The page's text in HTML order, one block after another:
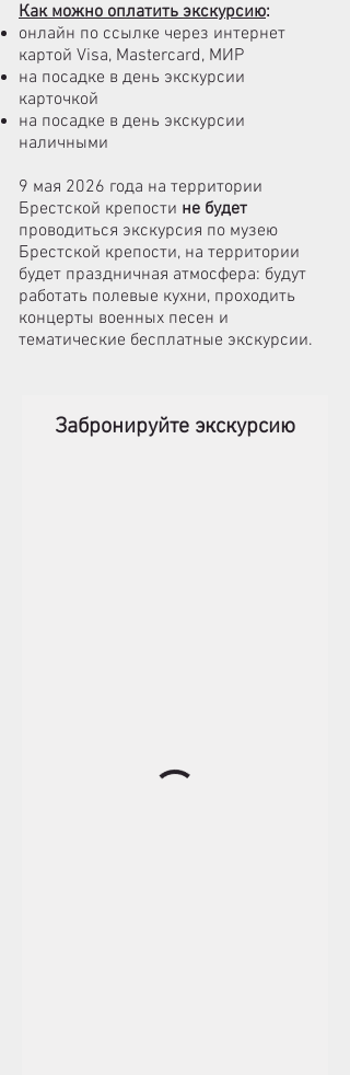
Как можно оплатить экскурсию:
онлайн по ссылке через интернет
картой Visa, Mastercard, МИР
на посадке в день экскурсии
карточкой
на посадке в день экскурсии
наличными
9 мая 2026 года на территории
Брестской крепости не будет
проводиться экскурсия по музею
Брестской крепости, на территории
будет праздничная атмосфера: будут
работать полевые кухни, проходить
концерты военных песен и
тематические бесплатные экскурсии.
Забронируйте экскурсию